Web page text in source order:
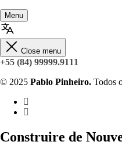
Menu
Close menu
+55 (84) 99999.9111
© 2025 Pablo Pinheiro. Todos
Construire de